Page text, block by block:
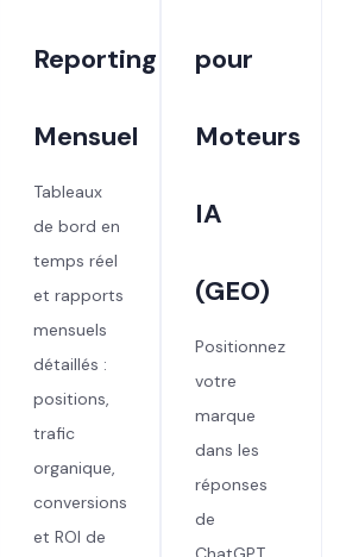
Reporting
Mensuel
Tableaux
de bord en
temps réel
et rapports
mensuels
détaillés :
positions,
trafic
organique,
conversions
et ROI de
pour
Moteurs
IA
(GEO)
Positionnez
votre
marque
dans les
réponses
de